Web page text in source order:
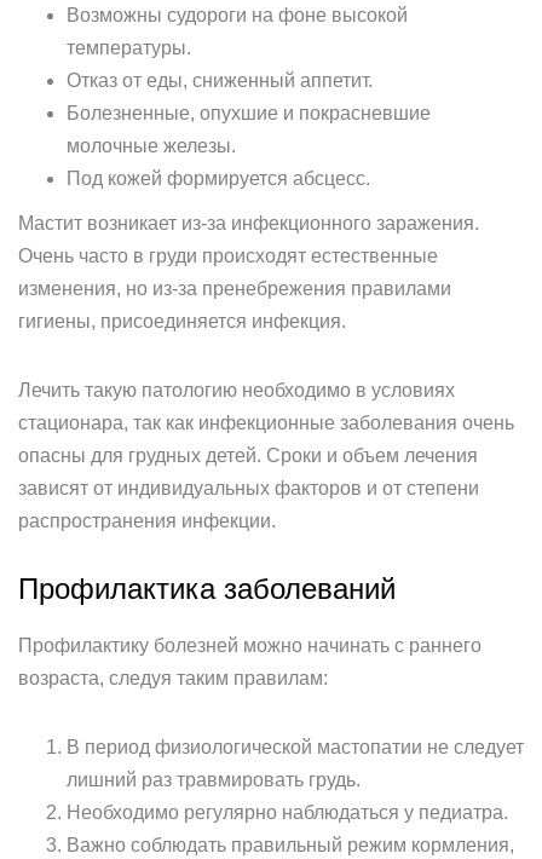
Возможны судороги на фоне высокой
температуры.
Отказ от еды, сниженный аппетит.
Болезненные, опухшие и покрасневшие
молочные железы.
Под кожей формируется абсцесс.
Мастит возникает из-за инфекционного заражения.
Очень часто в груди происходят естественные
изменения, но из-за пренебрежения правилами
гигиены, присоединяется инфекция.
Лечить такую патологию необходимо в условиях
стационара, так как инфекционные заболевания очень
опасны для грудных детей. Сроки и объем лечения
зависят от индивидуальных факторов и от степени
распространения инфекции.
Профилактика заболеваний
Профилактику болезней можно начинать с раннего
возраста, следуя таким правилам:
В период физиологической мастопатии не следует
лишний раз травмировать грудь.
Необходимо регулярно наблюдаться у педиатра.
Важно соблюдать правильный режим кормления,